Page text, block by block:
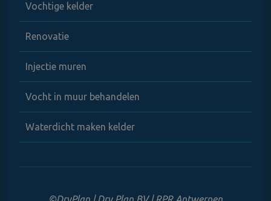
Vochtige kelder
Renovatie
Injectie muren
Vocht in muur behandelen
Waterdicht maken kelder